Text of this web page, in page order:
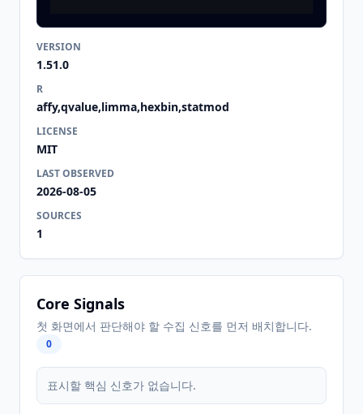
VERSION
1.51.0
R
affy,qvalue,limma,hexbin,statmod
LICENSE
MIT
LAST OBSERVED
2026-08-05
SOURCES
1
Core Signals
첫 화면에서 판단해야 할 수집 신호를 먼저 배치합니다.
0
표시할 핵심 신호가 없습니다.